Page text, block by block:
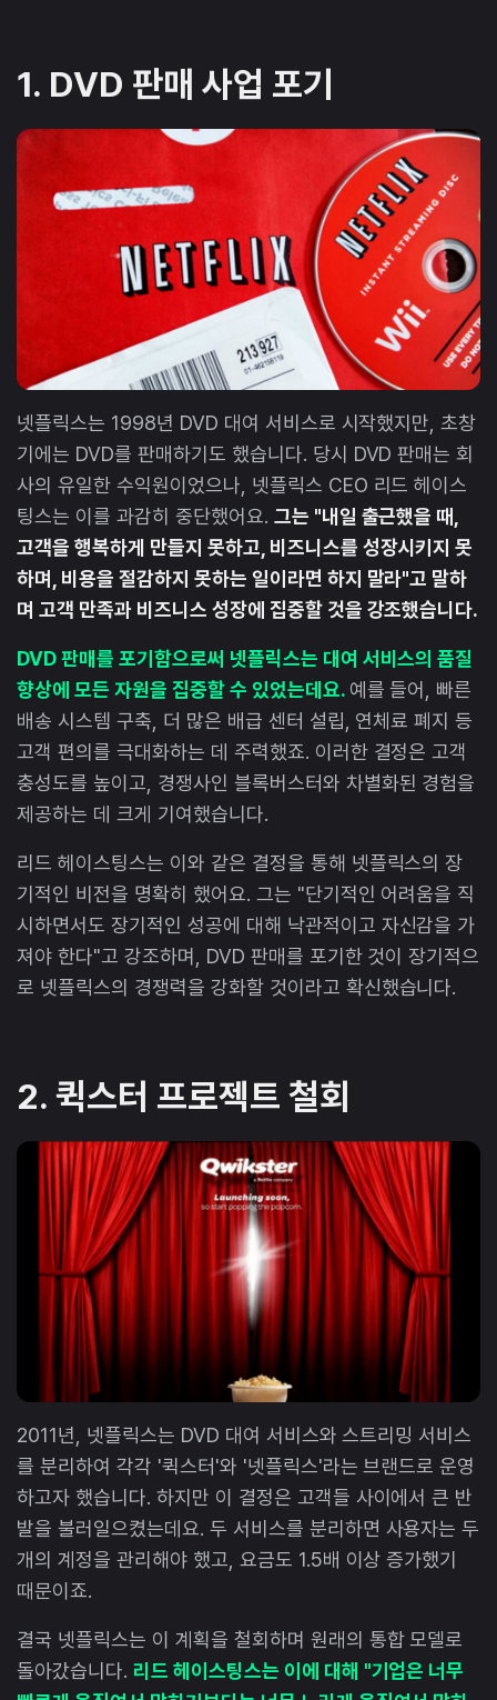
1. DVD 판매 사업 포기
넷플릭스는 1998년 DVD 대여 서비스로 시작했지만, 초창
기에는 DVD를 판매하기도 했습니다. 당시 DVD 판매는 회
사의 유일한 수익원이었으나, 넷플릭스 CEO 리드 헤이스
팅스는 이를 과감히 중단했어요. 그는 "내일 출근했을 때,
고객을 행복하게 만들지 못하고, 비즈니스를 성장시키지 못
하며, 비용을 절감하지 못하는 일이라면 하지 말라"고 말하
며 고객 만족과 비즈니스 성장에 집중할 것을 강조했습니다.
DVD 판매를 포기함으로써 넷플릭스는 대여 서비스의 품질
향상에 모든 자원을 집중할 수 있었는데요. 예를 들어, 빠른
배송 시스템 구축, 더 많은 배급 센터 설립, 연체료 폐지 등
고객 편의를 극대화하는 데 주력했죠. 이러한 결정은 고객
충성도를 높이고, 경쟁사인 블록버스터와 차별화된 경험을
제공하는 데 크게 기여했습니다.
리드 헤이스팅스는 이와 같은 결정을 통해 넷플릭스의 장
기적인 비전을 명확히 했어요. 그는 "단기적인 어려움을 직
시하면서도 장기적인 성공에 대해 낙관적이고 자신감을 가
져야 한다"고 강조하며, DVD 판매를 포기한 것이 장기적으
로 넷플릭스의 경쟁력을 강화할 것이라고 확신했습니다.
2. 퀵스터 프로젝트 철회
2011년, 넷플릭스는 DVD 대여 서비스와 스트리밍 서비스
를 분리하여 각각 '퀵스터'와 '넷플릭스'라는 브랜드로 운영
하고자 했습니다. 하지만 이 결정은 고객들 사이에서 큰 반
발을 불러일으켰는데요. 두 서비스를 분리하면 사용자는 두
개의 계정을 관리해야 했고, 요금도 1.5배 이상 증가했기
때문이죠.
결국 넷플릭스는 이 계획을 철회하며 원래의 통합 모델로
돌아갔습니다. 리드 헤이스팅스는 이에 대해 "기업은 너무